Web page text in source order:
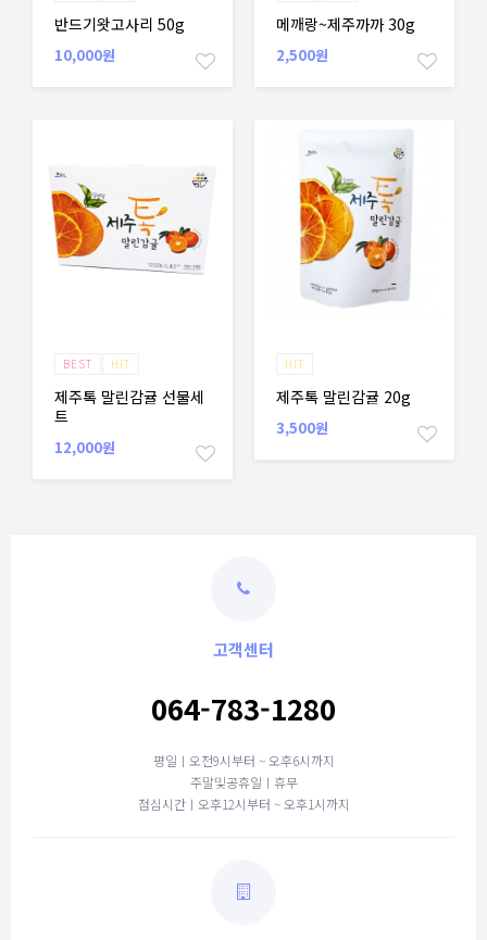
반드기왓고사리 50g
10,000원
메깨랑~제주까까 30g
2,500원
BEST HIT
제주톡 말린감귤 선물세
트
12,000원
HIT
제주톡 말린감귤 20g
3,500원
고객센터
064-783-1280
평일ㅣ오전9시부터 ~ 오후6시까지
주말및공휴일ㅣ휴무
점심시간ㅣ오후12시부터 ~ 오후1시까지